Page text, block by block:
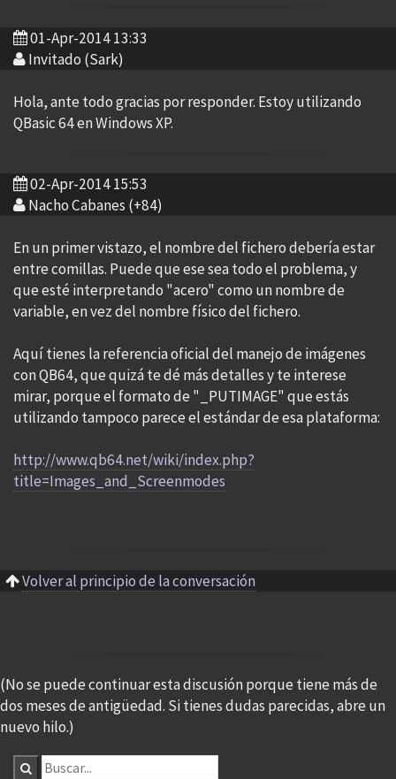
01-Apr-2014 13:33
Invitado (Sark)
Hola, ante todo gracias por responder. Estoy utilizando
QBasic 64 en Windows XP.
02-Apr-2014 15:53
Nacho Cabanes (+84)
En un primer vistazo, el nombre del fichero debería estar
entre comillas. Puede que ese sea todo el problema, y
que esté interpretando "acero" como un nombre de
variable, en vez del nombre físico del fichero.
Aquí tienes la referencia oficial del manejo de imágenes
con QB64, que quizá te dé más detalles y te interese
mirar, porque el formato de "_PUTIMAGE" que estás
utilizando tampoco parece el estándar de esa plataforma:
http://www.qb64.net/wiki/index.php?
title=Images_and_Screenmodes
Volver al principio de la conversación
(No se puede continuar esta discusión porque tiene más de
dos meses de antigüedad. Si tienes dudas parecidas, abre un
nuevo hilo.)